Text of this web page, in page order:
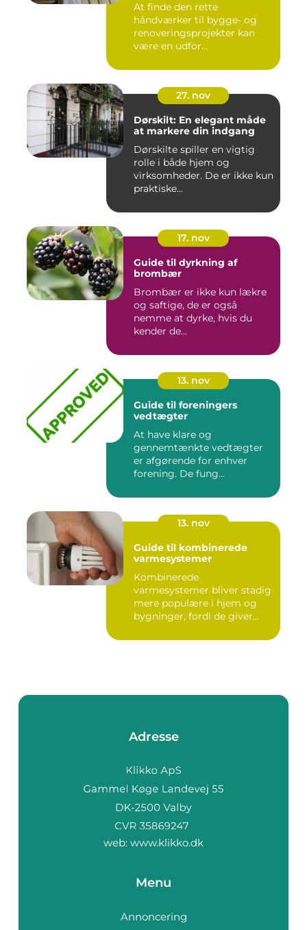
At finde den rette
håndværker til bygge- og
renoveringsprojekter kan
være en udfor...
27. nov
Dørskilt: En elegant måde
at markere din indgang
Dørskilte spiller en vigtig
rolle i både hjem og
virksomheder. De er ikke kun
praktiske...
17. nov
Guide til dyrkning af
brombær
Brombær er ikke kun lækre
og saftige, de er også
nemme at dyrke, hvis du
kender de...
13. nov
Guide til foreningers
vedtægter
At have klare og
gennemtænkte vedtægter
er afgørende for enhver
forening. De fung...
13. nov
Guide til kombinerede
varmesystemer
Kombinerede
varmesystemer bliver stadig
mere populære i hjem og
bygninger, fordi de giver
Adresse
web: www.klikko.dk
Menu
Annoncering